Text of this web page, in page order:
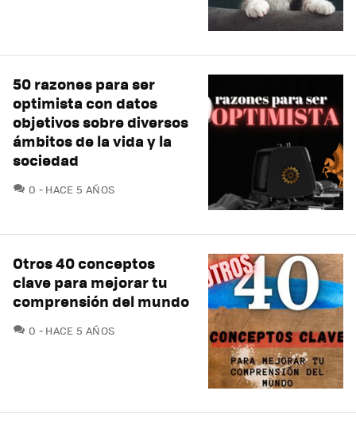
50 razones para ser
optimista con datos
objetivos sobre diversos
ámbitos de la vida y la
sociedad
0 COMENTARIOS
HACE 5 AÑOS
Otros 40 conceptos
clave para mejorar tu
comprensión del mundo
0 COMENTARIOS
HACE 5 AÑOS